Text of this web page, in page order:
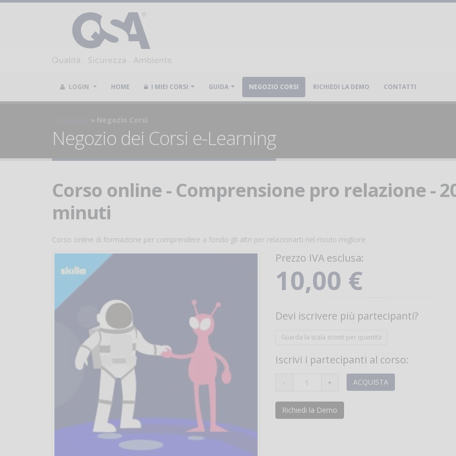
LOGIN HOME I MIEI CORSI GUIDA NEGOZIO CORSI RICHIEDI LA DEMO CONTATTI
Negozio Corsi
Negozio dei Corsi e-Learning
Corso online - Comprensione pro relazione -
minuti
Corso online di formazione per comprendere a fondo gli altri per relazionarti nel modo migliore.
Prezzo IVA esclusa:
10,00 €
Devi iscrivere più partecipanti?
Guarda la scala sconti per quantità
Iscrivi i partecipanti al corso:
ACQUISTA
Richiedi la Demo